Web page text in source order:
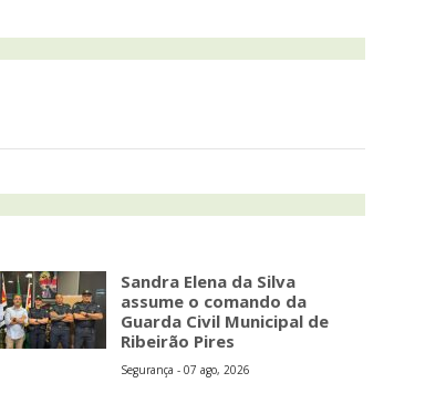
Sandra Elena da Silva
assume o comando da
Guarda Civil Municipal de
Ribeirão Pires
Segurança - 07 ago, 2026